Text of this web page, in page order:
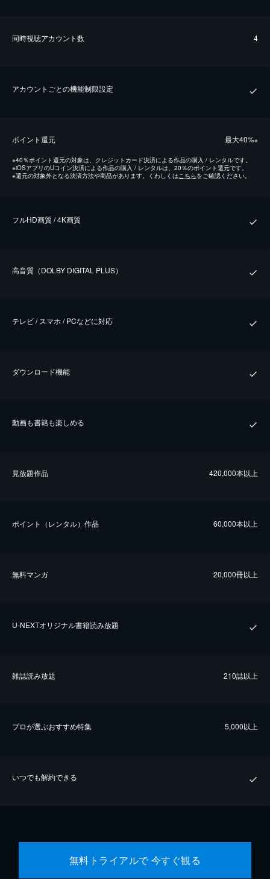
同時視聴アカウント数 4
アカウントごとの機能制限設定
ポイント還元 最⼤40%※
※40％ポイント還元の対象は、クレジットカード決済による作品の購入 / レンタルです。
※iOSアプリのUコイン決済による作品の購入 / レンタルは、20％のポイント還元です。
※還元の対象外となる決済方法や商品があります。くわしくはこちらをご確認ください。
フルHD画質 / 4K画質
⾼⾳質（DOLBY DIGITAL PLUS）
テレビ / スマホ / PCなどに対応
ダウンロード機能
動画も書籍も楽しめる
⾒放題作品 420,000本以上
ポイント（レンタル）作品 60,000本以上
無料マンガ 20,000冊以上
U-NEXTオリジナル書籍読み放題
雑誌読み放題 210誌以上
プロが選ぶおすすめ特集 5,000以上
いつでも解約できる
無料トライアルで 今すぐ観る